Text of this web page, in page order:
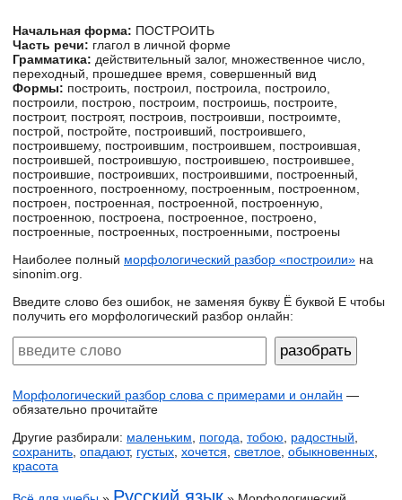
Начальная форма: ПОСТРОИТЬ
Часть речи: глагол в личной форме
Грамматика: действительный залог, множественное число,
переходный, прошедшее время, совершенный вид
Формы: построить, построил, построила, построило,
построили, построю, построим, построишь, построите,
построит, построят, построив, построивши, построимте,
построй, постройте, построивший, построившего,
построившему, построившим, построившем, построившая,
построившей, построившую, построившею, построившее,
построившие, построивших, построившими, построенный,
построенного, построенному, построенным, построенном,
построен, построенная, построенной, построенную,
построенною, построена, построенное, построено,
построенные, построенных, построенными, построены
Наиболее полный морфологический разбор «построили» на
sinonim.org.
Введите слово без ошибок, не заменяя букву Ё буквой Е чтобы
получить его морфологический разбор онлайн:
Морфологический разбор слова с примерами и онлайн —
обязательно прочитайте
Другие разбирали: маленьким погода тобою радостный
сохранить опадают, густых хочется светлое обыкновенных
красота